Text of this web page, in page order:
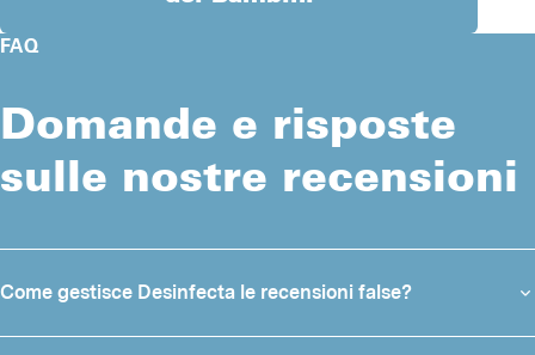
FAQ
Domande e risposte
sulle nostre recensioni
Come gestisce Desinfecta le recensioni false?